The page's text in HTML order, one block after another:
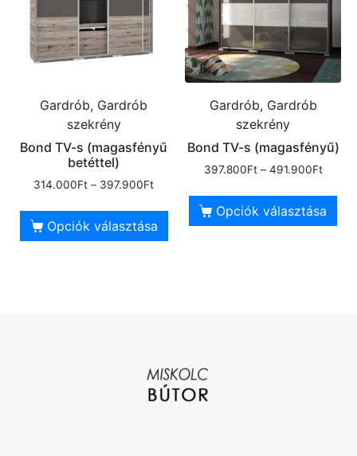
Gardrób, Gardrób
szekrény
Bond TV-s (magasfényű
betéttel)
314.000Ft – 397.900Ft
Opciók választása
Gardrób, Gardrób
szekrény
Bond TV-s (magasfényű)
397.800Ft– 491.900Ft
Opciók választása